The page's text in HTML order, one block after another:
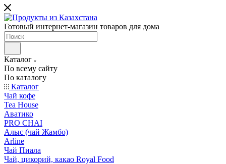
Готовый интернет-магазин товаров для дома
Каталог
По всему сайту
По каталогу
Каталог
Чай кофе
Tea House
Аватико
PRO CHAI
Алыс (чай Жамбо)
Arline
Чай Пиала
Чай, цикорий, какао Royal Food